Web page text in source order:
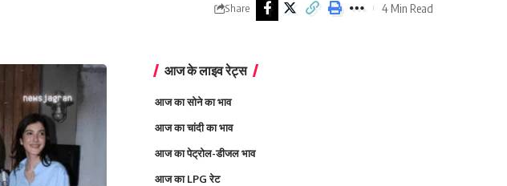
Share 4 Min Read
आज के लाइव रेट्स
आज का सोने का भाव
आज का चांदी का भाव
आज का पेट्रोल-डीजल भाव
आज का LPG रेट